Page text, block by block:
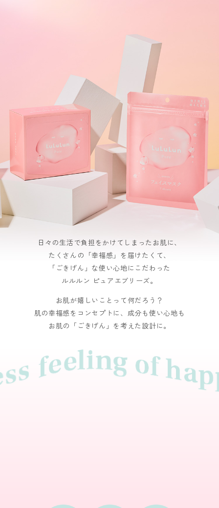
日々の生活で負担をかけてしまったお肌に、
たくさんの「幸福感」を届けたくて、
「ごきげん」な使い心地にこだわった
ルルルン ピュアエブリーズ。
お肌が嬉しいことって何だろう？
肌の幸福感をコンセプトに、成分も使い心地も
お肌の「ごきげん」を考えた設計に。